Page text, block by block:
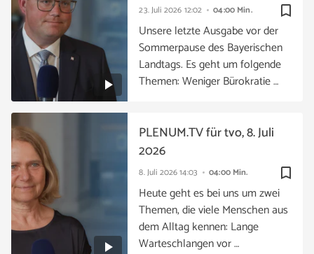
bookmark_border
23. Juli 2026 12:02 04:00 Min.
Unsere letzte Ausgabe vor der
Sommerpause des Bayerischen
Landtags. Es geht um folgende
Themen: Weniger Bürokratie …
bookmark_border
8. Juli 202614:03 04:00 Min.
PLENUM.TV für tvo, 8. Juli
2026
Heute geht es bei uns um zwei
Themen, die viele Menschen aus
dem Alltag kennen: Lange
Warteschlangen vor …